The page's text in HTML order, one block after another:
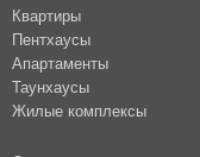
Квартиры
Пентхаусы
Апартаменты
Таунхаусы
Жилые комплексы